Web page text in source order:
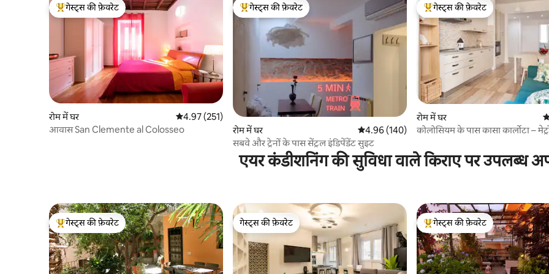
गेस्ट्स का टॉप फ़ेवरेट
गेस्ट्स की फ़ेवरेट
रोम में घर औसत रेटिंग 5 में से 4.97, 251 समीक्षाएँ
4.97 (251)
आवास San Clemente al Colosseo
गेस्ट्स का टॉप फ़ेवरेट
गेस्ट्स की फ़ेवरेट
रोम में घर औसत रेटिंग 5 में से 4.96, 140 समीक्षाएँ
4.96 (140)
सबवे और ट्रेनों के पास सेंट्रल इंडिपेंडेंट सुइट
गेस्ट्स का टॉप फ़ेवरेट
गेस्ट्स की फ़ेवरेट
रोम में घर
कोलोसियम के पास कासा कार्लोटा –
एयर कंडीशनिंग की सुविधा वाले किराए पर उपलब्ध
गेस्ट्स का टॉप फ़ेवरेट
गेस्ट्स की फ़ेवरेट
गेस्ट्स की फ़ेवरेट
गेस्ट्स की फ़ेवरेट
गेस्ट्स का टॉप फ़ेवरेट
गेस्ट्स की फ़ेवरेट